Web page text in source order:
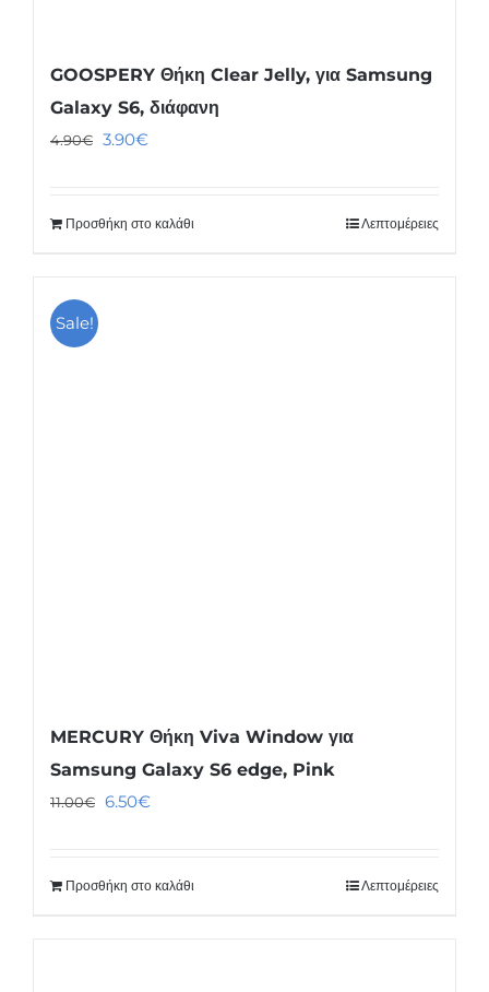
GOOSPERY Θήκη Clear Jelly, για Samsung
Galaxy S6, διάφανη
4.90€ Original
4.90€.
3.90€Η
είναι:
Προσθήκη στο καλάθι Λεπτομέρειες
Sale!
MERCURY Θήκη Viva Window για
Samsung Galaxy S6 edge, Pink
11.00€ Original
11.00€.
6.50€Η
είναι:
Προσθήκη στο καλάθι Λεπτομέρειες